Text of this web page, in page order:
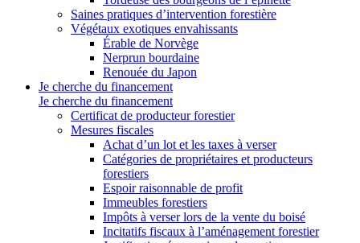
Saines pratiques d’intervention forestière
Végétaux exotiques envahissants
Érable de Norvège
Nerprun bourdaine
Renouée du Japon
Je cherche du financement
Je cherche du financement
Certificat de producteur forestier
Mesures fiscales
Achat d’un lot et les taxes à verser
Catégories de propriétaires et producteurs
forestiers
Espoir raisonnable de profit
Immeubles forestiers
Impôts à verser lors de la vente du boisé
Incitatifs fiscaux à l’aménagement forestier